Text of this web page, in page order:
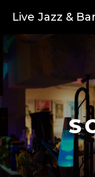
Live Jazz &